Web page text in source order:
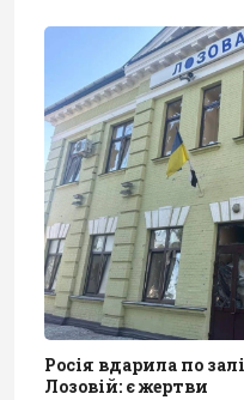
Росія вдарила по
Лозовій: є жертви